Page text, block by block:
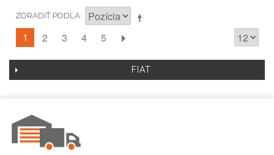
ZORADIŤ PODĽA
1 2 3 4 5
FIAT